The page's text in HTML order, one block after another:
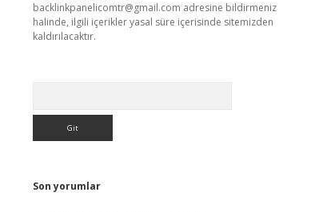
backlinkpanelicomtr@gmail.com adresine bildirmeniz
halinde, ilgili içerikler yasal süre içerisinde sitemizden
kaldırılacaktır.
Son yorumlar